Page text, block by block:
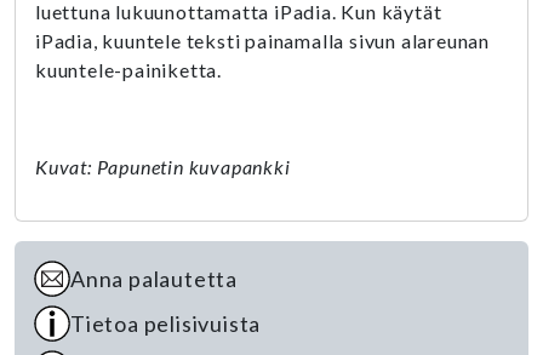
luettuna lukuunottamatta iPadia. Kun käytät
iPadia, kuuntele teksti painamalla sivun alareunan
kuuntele-painiketta.
Kuvat: Papunetin kuvapankki
Anna palautetta
Tietoa pelisivuista